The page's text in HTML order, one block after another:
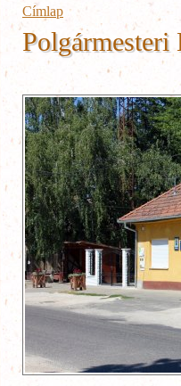
Címlap
Polgármesteri